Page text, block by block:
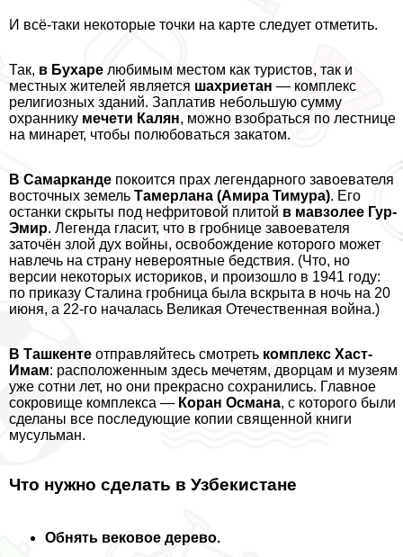
И всё-таки некоторые точки на карте следует отметить.
Так, в Бухаре любимым местом как туристов, так и
местных жителей является шахриетан — комплекс
религиозных зданий. Заплатив небольшую сумму
охраннику мечети Калян, можно взобраться по лестнице
на минарет, чтобы полюбоваться закатом.
В Самарканде покоится прах легендарного завоевателя
восточных земель Тамерлана (Амира Тимура). Его
останки скрыты под нефритовой плитой в мавзолее Гур-
Эмир. Легенда гласит, что в гробнице завоевателя
заточён злой дух войны, освобождение которого может
навлечь на страну невероятные бедствия. (Что, но
версии некоторых историков, и произошло в 1941 году:
по приказу Сталина гробница была вскрыта в ночь на 20
июня, а 22-го началась Великая Отечественная война.)
В Ташкенте отправляйтесь смотреть комплекс Хаст-
Имам: расположенным здесь мечетям, дворцам и музеям
уже сотни лет, но они прекрасно сохранились. Главное
сокровище комплекса — Коран Османа, с которого были
сделаны все последующие копии священной книги
мусульман.
Что нужно сделать в Узбекистане
Обнять вековое дерево.